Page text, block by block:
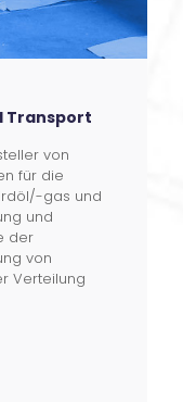
Transport
von
für die
gas und
und
der
von
Verteilung